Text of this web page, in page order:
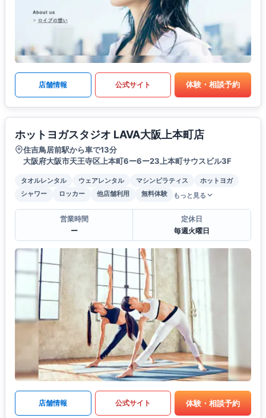
店舗情報 公式サイト 体験・相談予約
ホットヨガスタジオ LAVA大阪上本町店
住吉鳥居前駅から車で13分
大阪府大阪市天王寺区上本町6ー6ー23上本町サウスビル3F
タオルレンタル ウェアレンタル マシンピラティス
ホットヨガ
シャワー
ロッカー 他店舗利用 無料体験 もっと見る
営業時間
ー
定休日
毎週火曜日
店舗情報 公式サイト 体験・相談予約